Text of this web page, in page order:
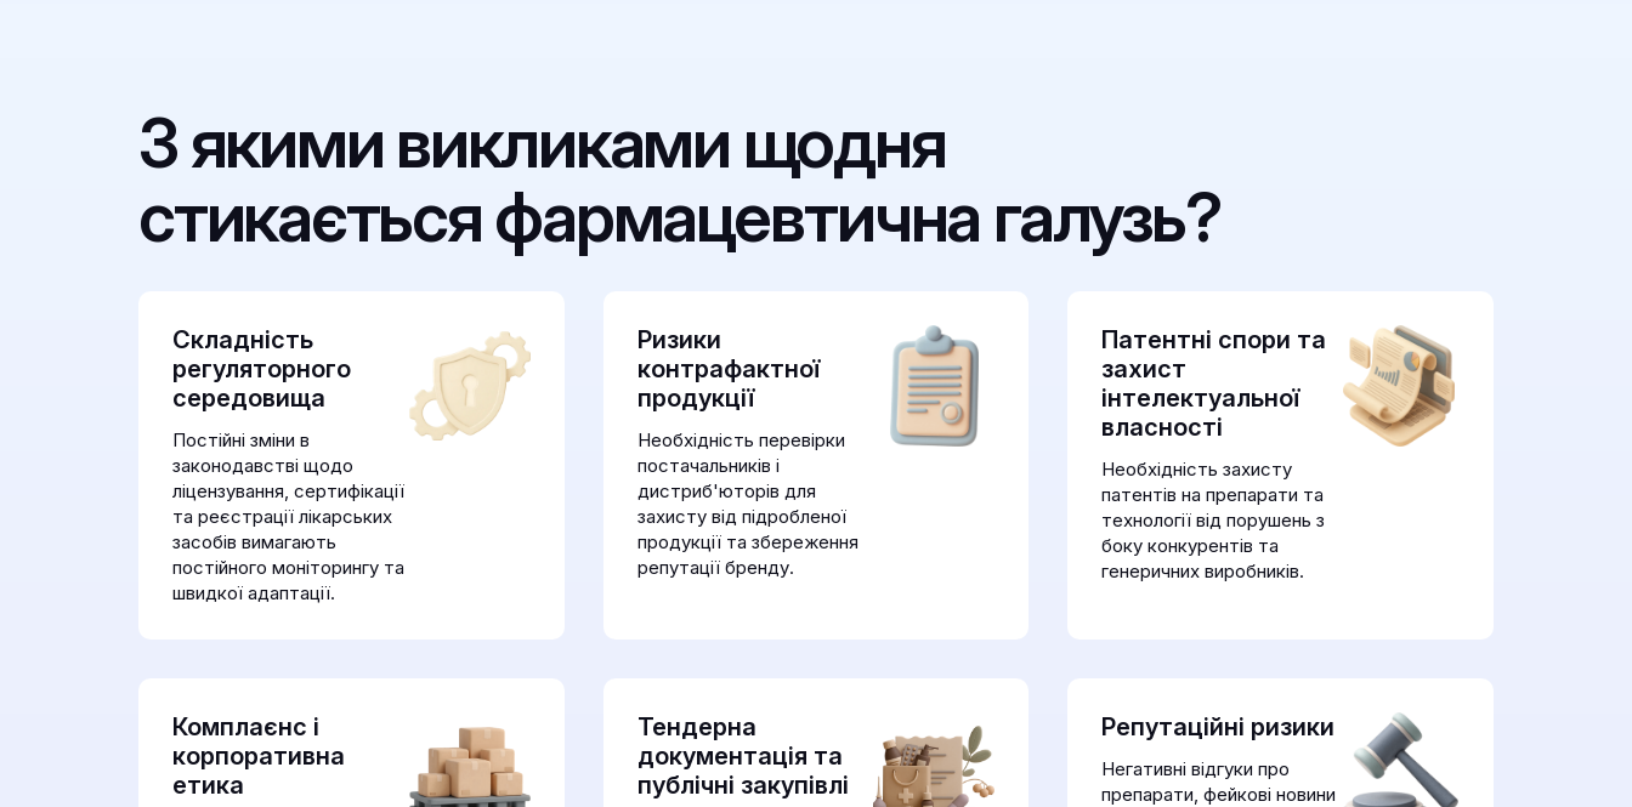
З якими викликами щодня
стикається фармацевтична галузь?
Складність
регуляторного
середовища
Постійні зміни в
законодавстві щодо
ліцензування, сертифікації
та реєстрації лікарських
засобів вимагають
постійного моніторингу та
швидкої адаптації.
Ризики
контрафактної
продукції
Необхідність перевірки
постачальників і
дистриб'юторів для
захисту від підробленої
продукції та збереження
репутації бренду.
Патентні спори та
захист
інтелектуальної
власності
Необхідність захисту
патентів на препарати та
технології від порушень з
боку конкурентів та
генеричних виробників.
Комплаєнс і
корпоративна
етика
Тендерна
документація та
публічні закупівлі
Репутаційні ризики
Негативні відгуки про
препарати, фейкові новини